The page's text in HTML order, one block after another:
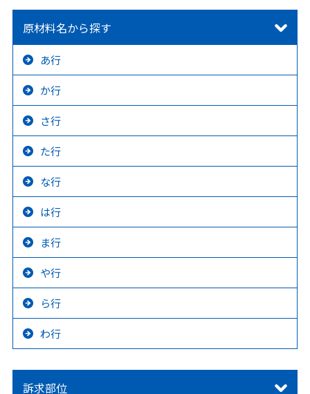
原材料名から探す
あ行
か行
さ行
た行
な行
は行
ま行
や行
ら行
わ行
訴求部位